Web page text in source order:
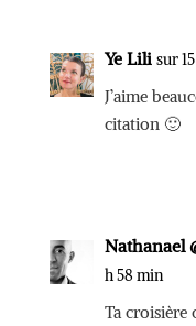
Ye Lili sur
J’aime
citation 🙂
Nathanael
h 58 min
Ta croisière